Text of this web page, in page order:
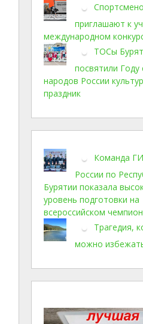
приглашают к
международном
ТОСы
посвятили Году
народов России
праздник
Команда
России по
Бурятии показала
уровень подготовки на
всероссийском
Трагедия,
можно